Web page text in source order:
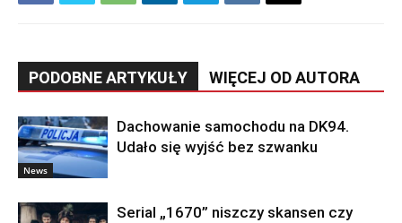
PODOBNE ARTYKUŁY WIĘCEJ OD AUTORA
News
Dachowanie samochodu na DK94.
Udało się wyjść bez szwanku
Serial „1670” niszczy skansen czy